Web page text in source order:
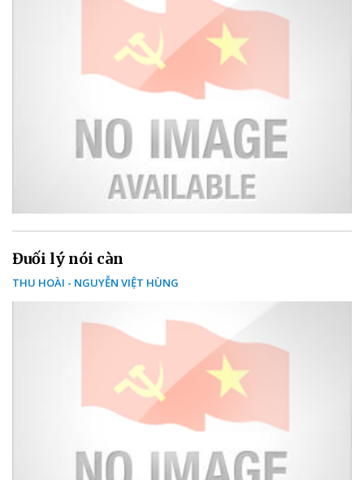
Đuối lý nói càn
THU HOÀI - NGUYỄN VIỆT HÙNG